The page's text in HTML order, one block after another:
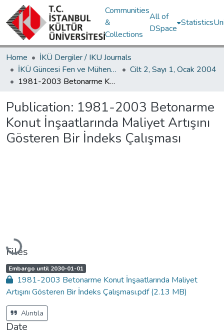
Communities
&
Collections
All of
DSpace
Statistics
Home
İKÜ Dergiler / IKU Journals
İKÜ Güncesi Fen ve Mühendislik Bilimleri / Journal of İstanbul Kültür University Science and Engineering
Cilt 2, Sayı 1, Ocak 2004
1981-2003 Betonarme Konut İnşaatlarında Maliyet Artışını Gösteren Bir İndeks Çalışması
Publication: 1981-2003 Betonarme
Konut İnşaatlarında Maliyet Artışını
Gösteren Bir İndeks Çalışması
Loading...
Files
A
c
c
e
s
s
a
t
u
Embargo until 2030-01-01,
1981-2003 Betonarme Konut İnşaatlarında Maliyet
Artışını Gösteren Bir İndeks Çalışması.pdf(2.13 MB)
Alıntıla
Date